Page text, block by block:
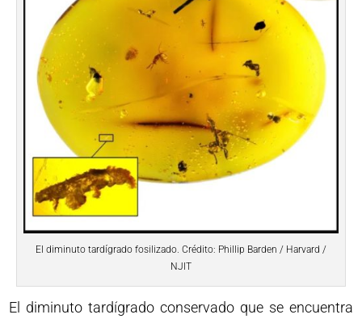
El diminuto tardígrado fosilizado. Crédito: Phillip Barden / Harvard /
NJIT
El diminuto tardígrado conservado que se encuentra